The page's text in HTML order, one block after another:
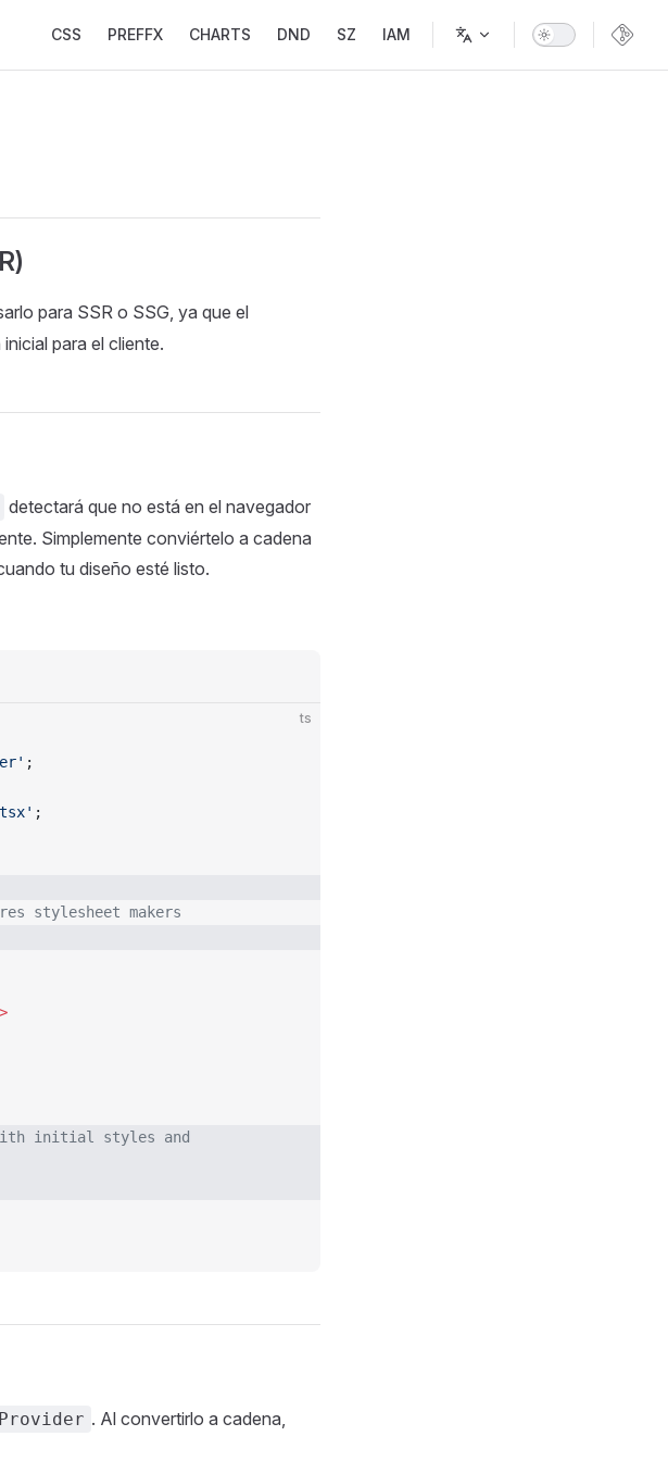
CSS PREFFX CHARTS DND SZ IAM
para SSR o SSG, ya que el
para el cliente.
detectará que no está en el navegador
Simplemente conviértelo a cadena
tu diseño esté listo.
ts
;
;
stylesheet makers
>
initial styles and
. Al convertirlo a cadena,